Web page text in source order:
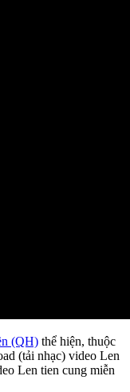
(QH) thể hiện, thuộc
(tải nhạc) video Len
Len tien cung miễn